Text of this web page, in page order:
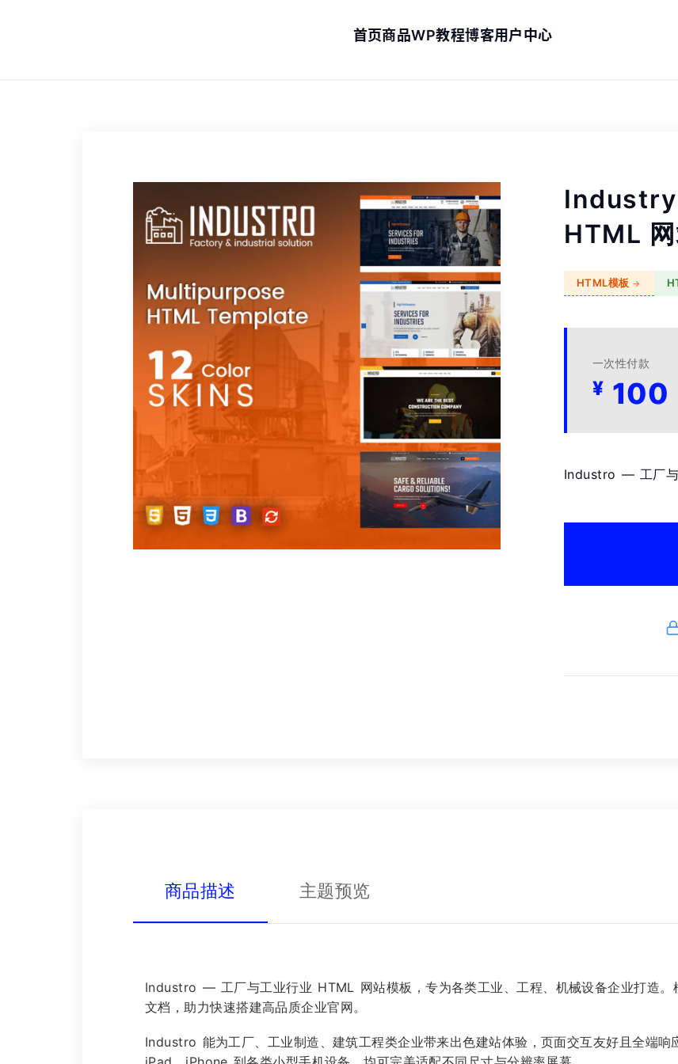
首页商品WP教程博客用户中心
Industry
HTML
HTML模板
一次性付款
¥ 100
Industro — 工厂
商品描述 主题预览
Industro — 工厂与工业行业 HTML 网站模板，专为各类工业、工程、机械设备企业打造。
文档，助力快速搭建高品质企业官网。
Industro 能为工厂、工业制造、建筑工程类企业带来出色建站体验，页面交互友好且全端响